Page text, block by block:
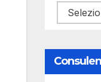
Categorie